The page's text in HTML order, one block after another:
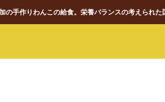
の手作りわんこの給食。栄養バランスの考えられ